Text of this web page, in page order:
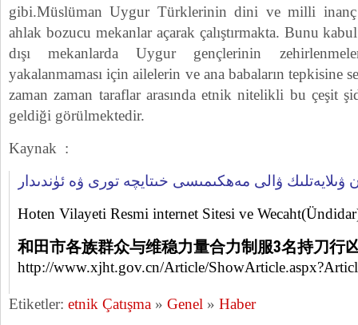
gibi.Müslüman Uygur Türklerinin dini ve milli inanç
ahlak bozucu mekanlar açarak çalıştırmakta. Bunu
dışı mekanlarda Uygur gençlerinin
yakalanmaması için ailelerin ve ana babaların tepkisine
zaman zaman taraflar arasında etnik nitelikli bu çeşit
geldiği görülmektedir.
Kaynak :
ۋىلايەتلىك ۋالى مەھكىمىسى خىتايچە تورى ۋە ئۈندىدار
Hoten Vilayeti Resmi internet Sitesi ve
和田市各族群众与维稳力量合力制服3名持刀行
http://www.xjht.gov.cn/Article/
Etiketler: etnik Çatışma » Genel » Haber